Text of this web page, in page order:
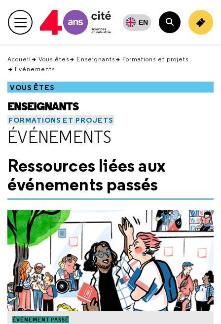
en
haut Menu principal EN
Rechercher
Accueil Vous êtes Enseignants
Formations et projets
Événements
VOUS ÊTES
ENSEIGNANTS
FORMATIONS ET PROJETS
ÉVÉNEMENTS
Ressources liées aux
événements passés
ÉVÉNEMENT PASSÉ